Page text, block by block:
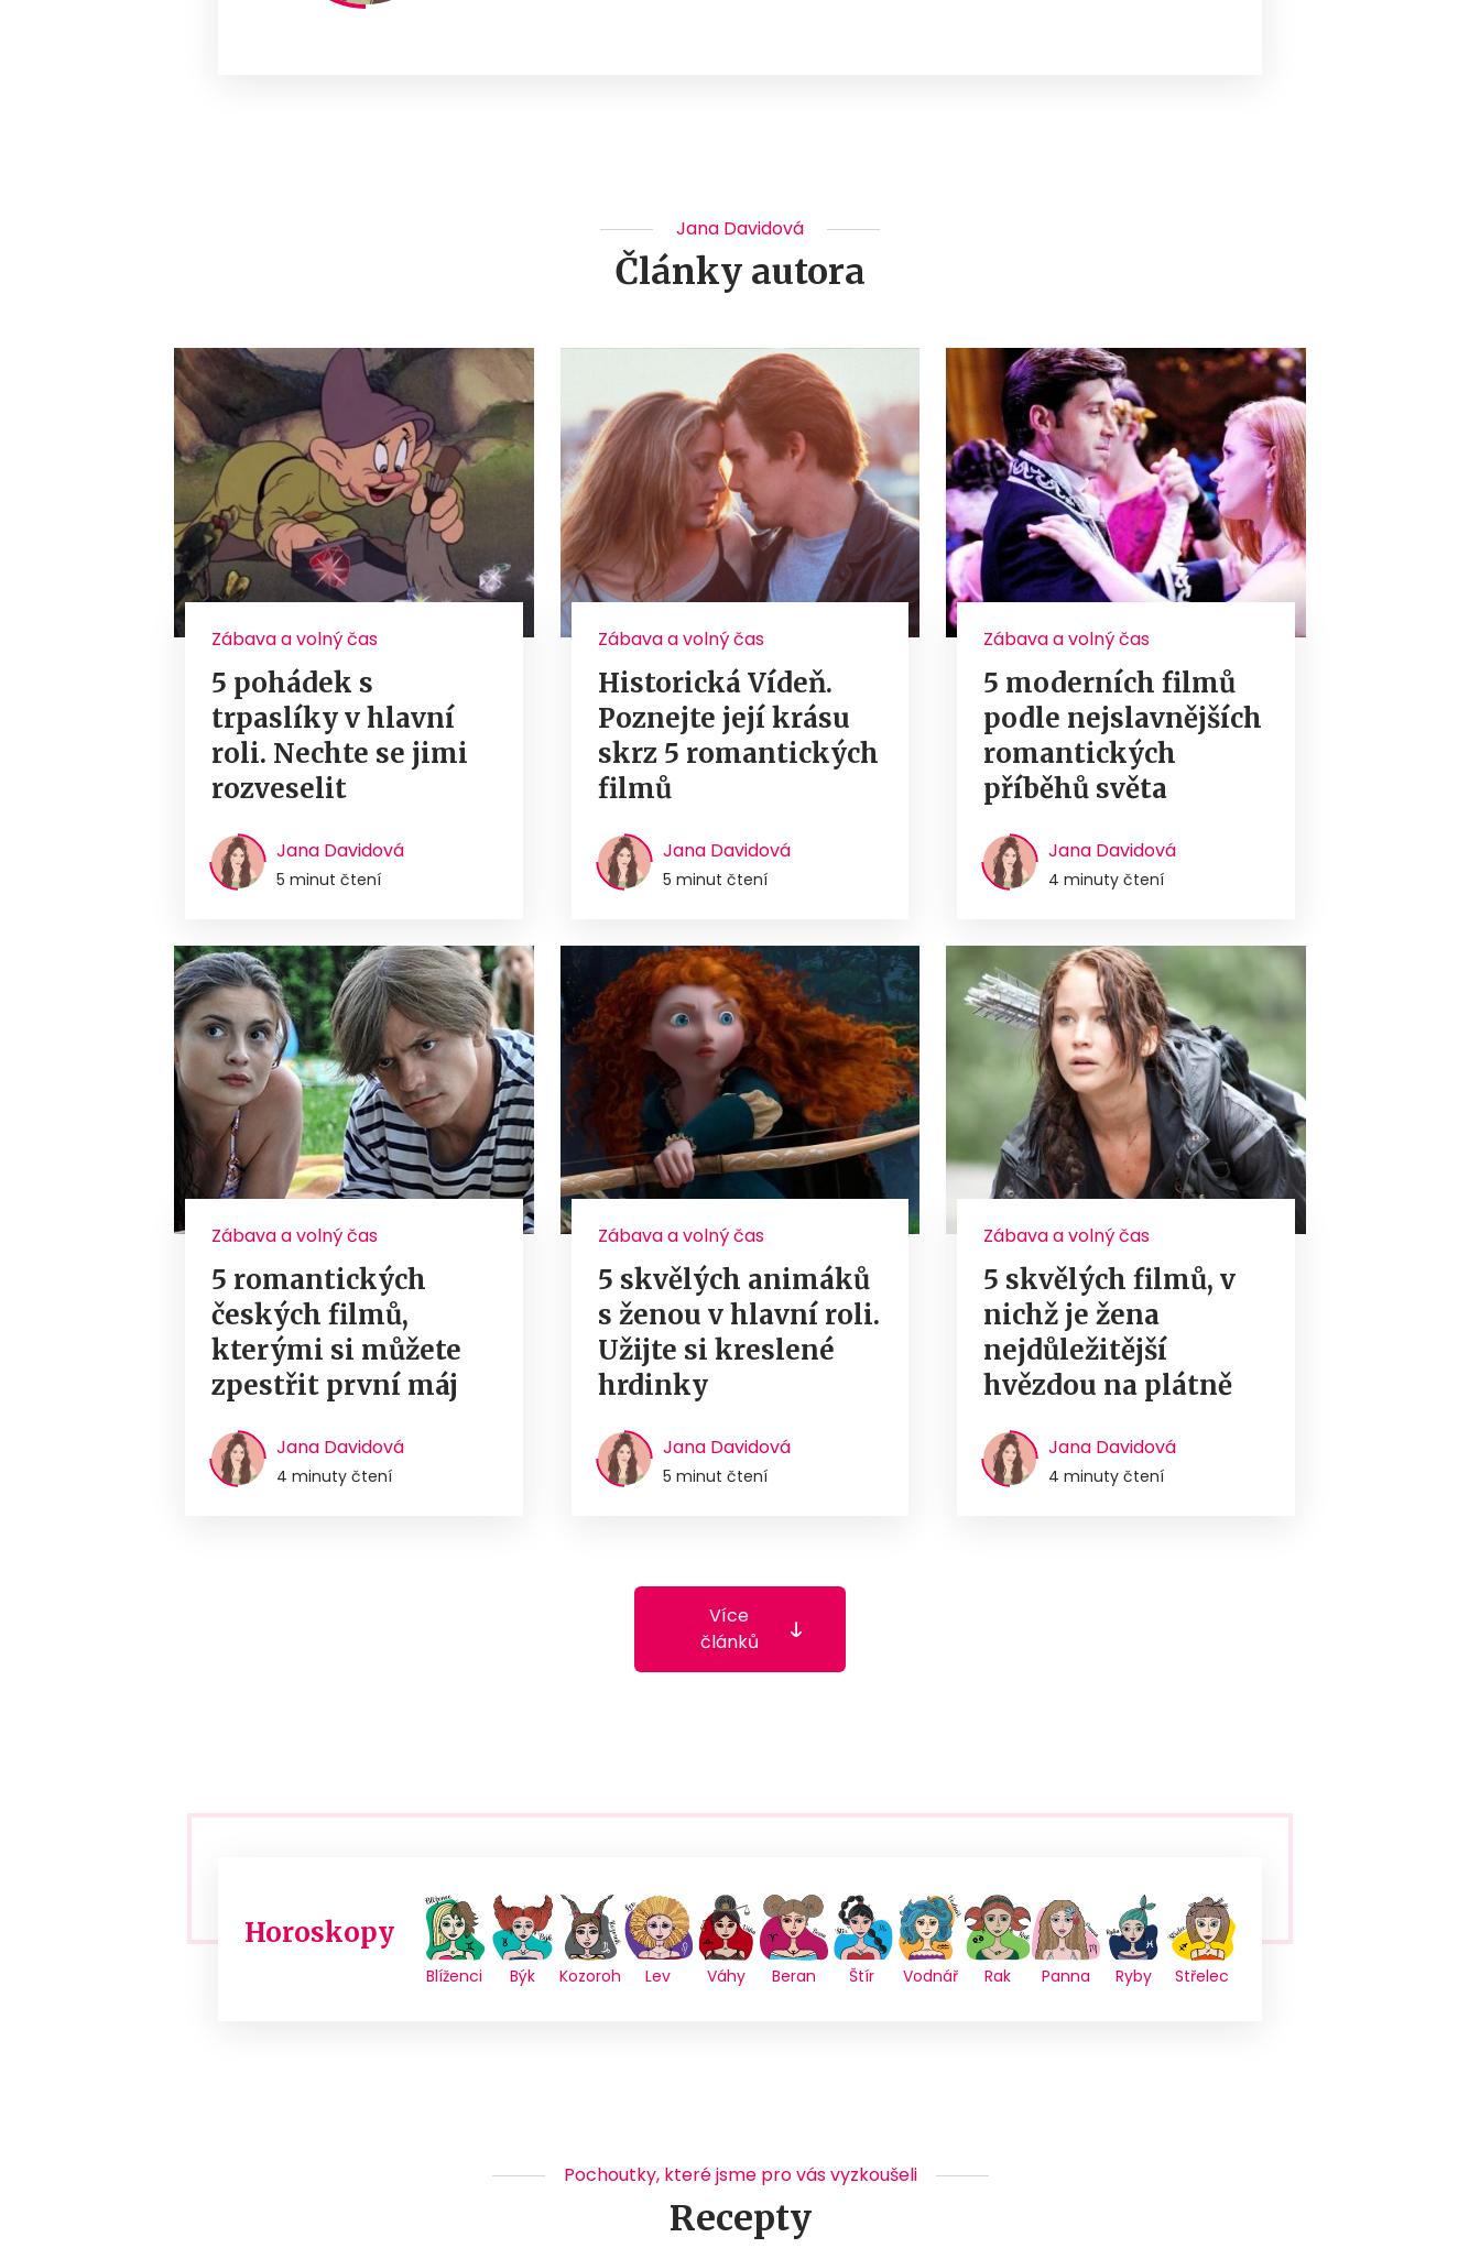
Jana Davidová
Články autora
Zábava a volný čas
5 pohádek s
trpaslíky v hlavní
roli. Nechte se jimi
rozveselit
Jana Davidová
5 minut čtení
Zábava a volný čas
Historická Vídeň.
Poznejte její krásu
skrz 5 romantických
filmů
Jana Davidová
5 minut čtení
Zábava a volný čas
5 moderních filmů
podle nejslavnějších
romantických
příběhů světa
Jana Davidová
4 minuty čtení
Zábava a volný čas
5 romantických
českých filmů,
kterými si můžete
zpestřit první máj
Jana Davidová
4 minuty čtení
Zábava a volný čas
5 skvělých animáků
s ženou v hlavní roli.
Užijte si kreslené
hrdinky
Jana Davidová
5 minut čtení
Zábava a volný čas
5 skvělých filmů, v
nichž je žena
nejdůležitější
hvězdou na plátně
Jana Davidová
4 minuty čtení
Více
článků
Horoskopy
Blíženci Býk Kozoroh Lev Váhy Beran Štír Vodnář Rak Panna Ryby Střelec
Pochoutky, které jsme pro vás vyzkoušeli
Recepty